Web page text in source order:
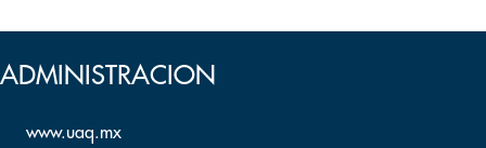
ADMINISTRACION
www.uaq.mx